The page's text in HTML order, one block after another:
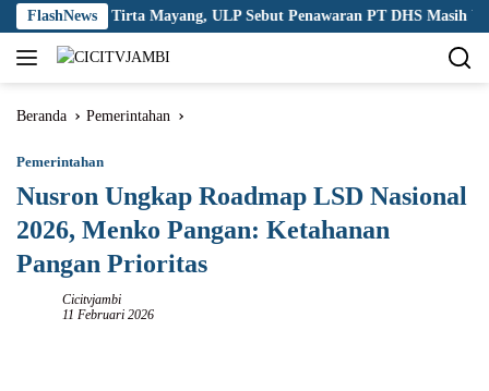
Langsung
ke
konten
FlashNews
Korupsi Tirta Mayang, ULP Sebut Penawaran PT DHS Masih Wajar
Beranda Pemerintahan
Pemerintahan
Nusron Ungkap Roadmap LSD Nasional
2026, Menko Pangan: Ketahanan
Pangan Prioritas
Cicitvjambi
11 Februari 2026